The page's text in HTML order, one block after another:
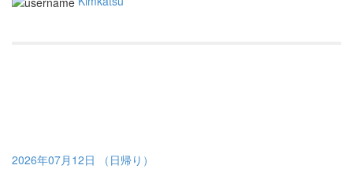
2026年07月12日 （日帰り）